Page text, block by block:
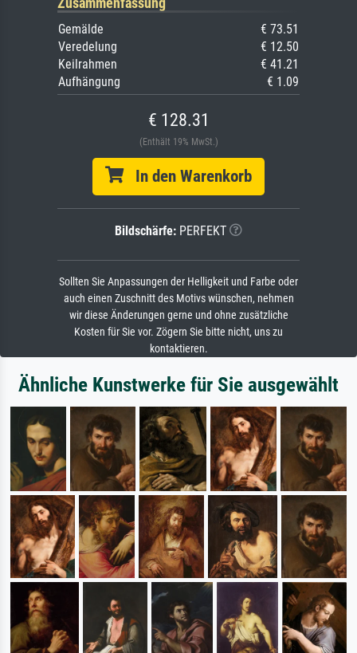
Gemälde
€ 73.51
Veredelung
€ 12.50
Keilrahmen
€ 41.21
Aufhängung
€ 1.09
€ 128.31
(Enthält 19% MwSt.)
In den Warenkorb
Bildschärfe: PERFEKT
Sollten Sie Anpassungen der Helligkeit und Farbe oder
auch einen Zuschnitt des Motivs wünschen, nehmen
wir diese Änderungen gerne und ohne zusätzliche
Kosten für Sie vor. Zögern Sie bitte nicht, uns zu
kontaktieren.
Ähnliche Kunstwerke für Sie ausgewählt